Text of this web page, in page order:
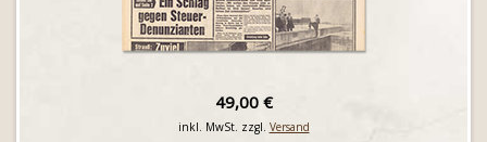
49,00 €
inkl. MwSt. zzgl. Versand